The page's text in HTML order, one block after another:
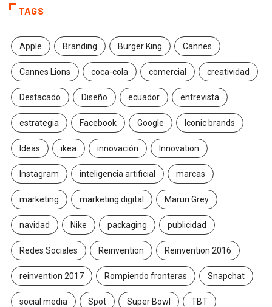
TAGS
Apple Branding Burger King Cannes
Cannes Lions coca-cola comercial creatividad
Destacado Diseño ecuador entrevista
estrategia Facebook Google Iconic brands
Ideas ikea innovación Innovation
Instagram inteligencia artificial marcas
marketing marketing digital Maruri Grey
navidad Nike packaging publicidad
Redes Sociales Reinvention Reinvention 2016
reinvention 2017 Rompiendo fronteras Snapchat
social media Spot Super Bowl TBT